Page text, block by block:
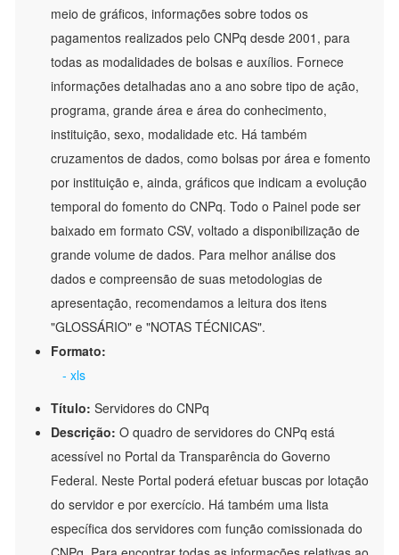
meio de gráficos, informações sobre todos os
pagamentos realizados pelo CNPq desde 2001, para
todas as modalidades de bolsas e auxílios. Fornece
informações detalhadas ano a ano sobre tipo de ação,
programa, grande área e área do conhecimento,
instituição, sexo, modalidade etc. Há também
cruzamentos de dados, como bolsas por área e fomento
por instituição e, ainda, gráficos que indicam a evolução
temporal do fomento do CNPq. Todo o Painel pode ser
baixado em formato CSV, voltado a disponibilização de
grande volume de dados. Para melhor análise dos
dados e compreensão de suas metodologias de
apresentação, recomendamos a leitura dos itens
"GLOSSÁRIO" e "NOTAS TÉCNICAS".
Formato:
- xls
Título: Servidores do CNPq
Descrição: O quadro de servidores do CNPq está
acessível no Portal da Transparência do Governo
Federal. Neste Portal poderá efetuar buscas por lotação
do servidor e por exercício. Há também uma lista
específica dos servidores com função comissionada do